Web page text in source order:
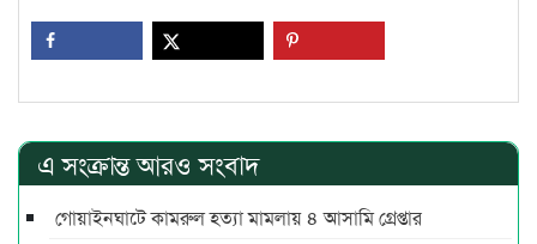
এ সংক্রান্ত আরও সংবাদ
গোয়াইনঘাটে কামরুল হত্যা মামলায় ৪ আসামি গ্রেপ্তার